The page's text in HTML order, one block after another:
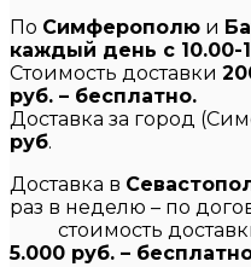
По Симферополю и
каждый день с 10.00-
Стоимость доставки
руб. – бесплатно.
Доставка за город
руб.
Доставка в
раз в неделю – по
стоимость
5.000 руб. –